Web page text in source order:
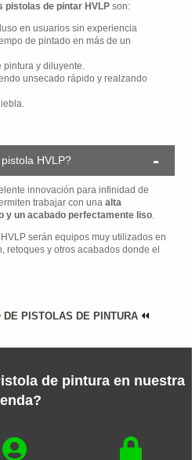
pistolas de pintar HVLP son:
en usuarios sin experiencia
de pintado en más de un
pintura y diluyente.
unsecado rápido y realzando
HVLP?
innovación para infinidad de
trabajar con unaalta
y un acabado perfectamente liso.
serán equipos muy utilizados en
retoques y otros acabados donde el
PISTOLAS DE PINTURA
de pintura en nuestra